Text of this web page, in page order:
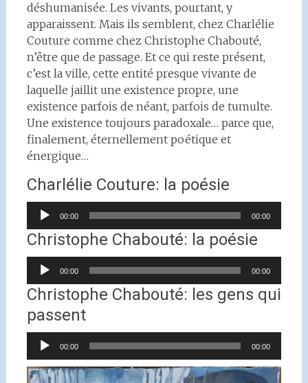
déshumanisée. Les vivants, pourtant, y
apparaissent. Mais ils semblent, chez Charlélie
Couture comme chez Christophe Chabouté,
n’être que de passage. Et ce qui reste présent,
c’est la ville, cette entité presque vivante de
laquelle jaillit une existence propre, une
existence parfois de néant, parfois de tumulte.
Une existence toujours paradoxale… parce que,
finalement, éternellement poétique et
énergique…
Charlélie Couture: la poésie
Lecteur
audio
00:00 00:00
Christophe Chabouté: la poésie
Lecteur
audio
00:00 00:00
Christophe Chabouté: les gens qui
passent
Lecteur
audio
00:00 00:00